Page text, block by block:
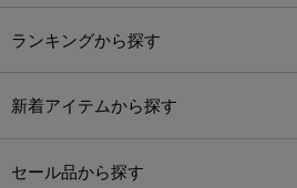
ランキングから探す
新着アイテムから探す
セール品から探す